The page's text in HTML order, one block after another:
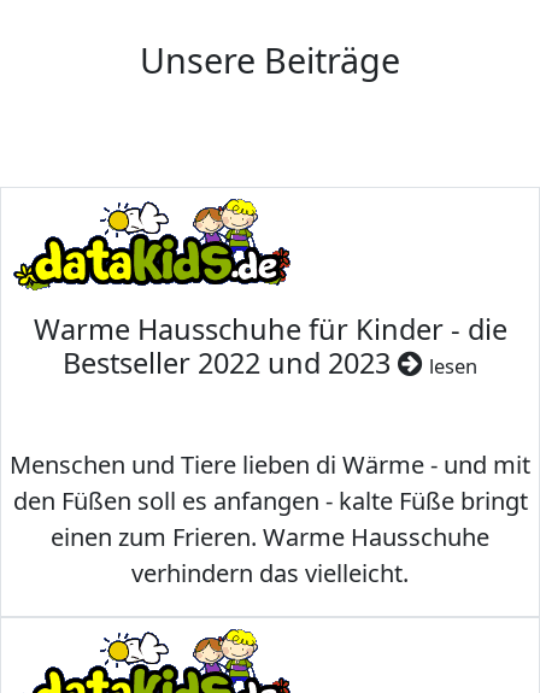
Unsere Beiträge
Warme Hausschuhe für Kinder - die
Bestseller 2022 und 2023
lesen
Menschen und Tiere lieben di Wärme - und mit
den Füßen soll es anfangen - kalte Füße bringt
einen zum Frieren. Warme Hausschuhe
verhindern das vielleicht.